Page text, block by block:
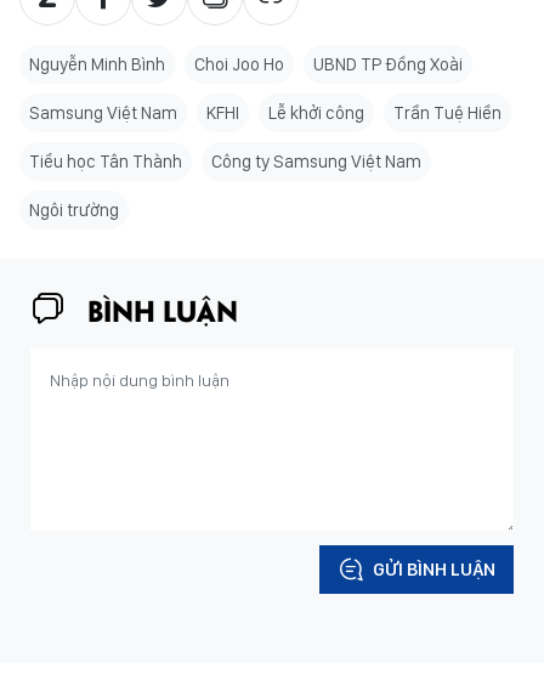
Nguyễn Minh Bình Choi Joo Ho UBND TP Đồng Xoài
Samsung Việt Nam KFHI Lễ khởi công Trần Tuệ Hiền
Tiểu học Tân Thành Công ty Samsung Việt Nam
Ngôi trường
BÌNH LUẬN
GỬI BÌNH LUẬN